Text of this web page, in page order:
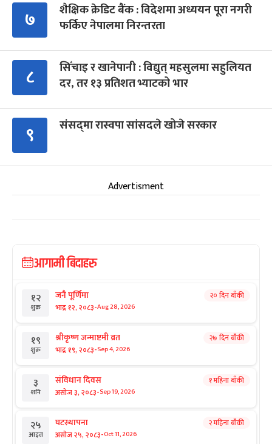
७
शैक्षिक क्रेडिट बैंक : विदेशमा अध्ययन पूरा नगरी
फर्किए नेपालमा निरन्तरता
८
सिँचाइ र खानेपानी : विद्युत् महसुलमा सहुलियत
दर, तर १३ प्रतिशत भ्याटको भार
९ संसद्‍मा रास्वपा सांसदले खोजे सरकार
Advertisment
आगामी बिदाहरु
१२
शुक्र
जनै पूर्णिमा
भाद्र १२, २०८३-Aug 28, 2026
२० दिन बाँकी
१९
शुक्र
श्रीकृष्ण जन्माष्टमी व्रत
भाद्र १९, २०८३-Sep 4, 2026
२७ दिन बाँकी
३
शनि
संविधान दिवस
असोज ३, २०८३-Sep 19, 2026
१ महिना बाँकी
२५
आइत
घटस्थापना
असोज २५, २०८३-Oct 11, 2026
२ महिना बाँकी